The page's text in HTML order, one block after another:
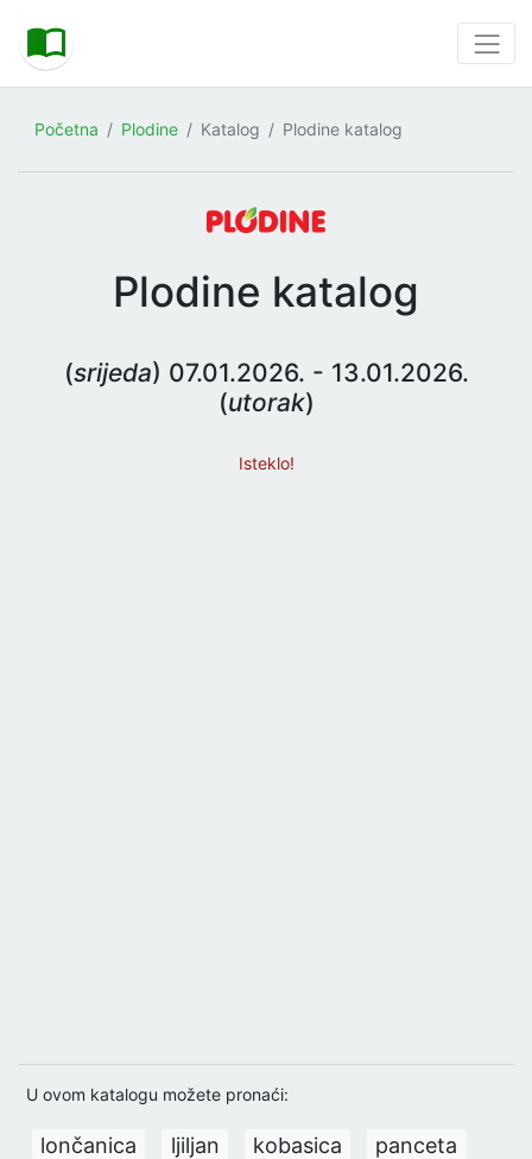
Početna Plodine Katalog Plodine katalog
Plodine katalog
(srijeda) 07.01.2026. - 13.01.2026.
(utorak)
Isteklo!
U ovom katalogu možete pronaći:
lončanica ljiljan kobasica
panceta